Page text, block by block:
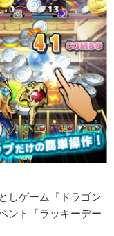
しゲーム『ドラゴン
ント「ラッキーデー